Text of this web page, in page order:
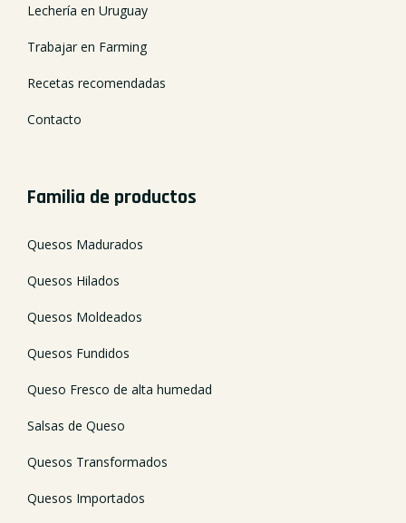
Lechería en Uruguay
Trabajar en Farming
Recetas recomendadas
Contacto
Familia de productos
Quesos Madurados
Quesos Hilados
Quesos Moldeados
Quesos Fundidos
Queso Fresco de alta humedad
Salsas de Queso
Quesos Transformados
Quesos Importados